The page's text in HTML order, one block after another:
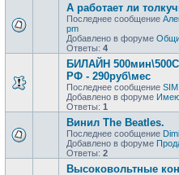
А работает ли
Последнее сообщение
pm
Добавлено в форуме
Ответы: 4
БИЛАЙН
РФ - 290руб\мес
Последнее сообщение SIM
Добавлено в форуме
Ответы: 1
Винил The Beatles.
Последнее сообщение
Добавлено в форуме
Ответы: 2
Высоковольтные